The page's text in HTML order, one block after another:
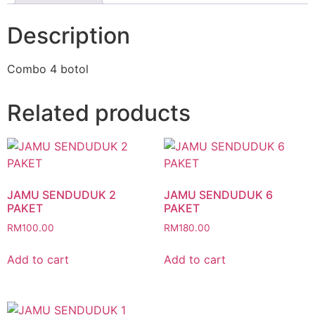
Description
Combo 4 botol
Related products
JAMU SENDUDUK 2
PAKET
RM100.00
Add to cart
JAMU SENDUDUK 6
PAKET
RM180.00
Add to cart